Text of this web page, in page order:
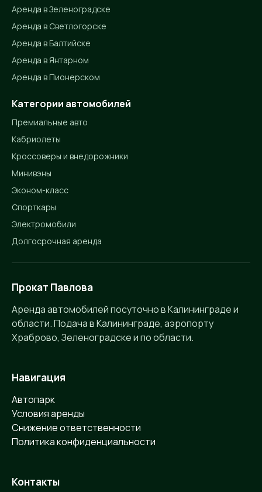
Аренда в Зеленоградске
Аренда в Светлогорске
Аренда в Балтийске
Аренда в Янтарном
Аренда в Пионерском
Категории автомобилей
Премиальные авто
Кабриолеты
Кроссоверы и внедорожники
Минивэны
Эконом-класс
Спорткары
Электромобили
Долгосрочная аренда
Прокат Павлова
Аренда автомобилей посуточно в Калининграде и
области. Подача в Калининграде, аэропорту
Храброво, Зеленоградске и по области.
Навигация
Автопарк
Условия аренды
Снижение ответственности
Политика конфиденциальности
Контакты